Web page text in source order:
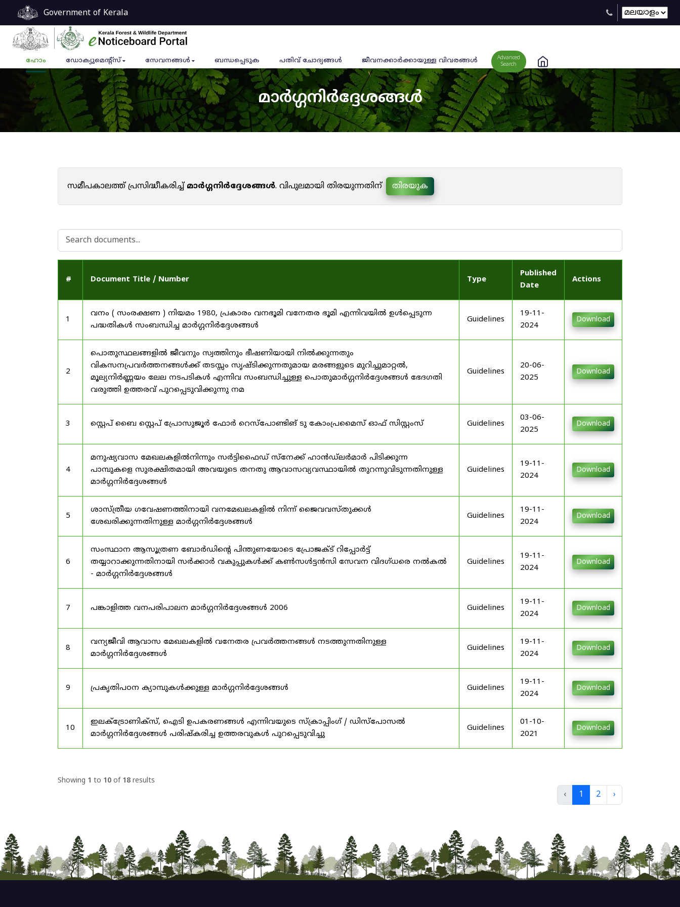
Government of Kerala
ഹോം ഡോക്യുമെൻ്റ്സ് സേവനങ്ങൾ ബന്ധപ്പെടുക പതിവ് ചോദ്യങ്ങൾ ജീവനക്കാര്‍ക്കായുള്ള വിവരങ്ങള്‍
Advanced
Search
മാർഗ്ഗനിർദ്ദേശങ്ങൾ
സമീപകാലത്ത് പ്രസിദ്ധീകരിച്ച്മാർഗ്ഗനിർദ്ദേശങ്ങൾ. വിപുലമായി തിരയുന്നതിന് തിരയുക
# Document Title / Number Type
Published
Date
Actions
1
വനം ( സംരക്ഷണ ) നിയമം 1980, പ്രകാരം വനഭൂമി വനേതര ഭൂമി എന്നിവയിൽ ഉൾപ്പെടുന്ന
പദ്ധതികൾ സംബന്ധിച്ച മാർഗ്ഗനിർദ്ദേശങ്ങൾ
Guidelines
19-11-
2024
Download
2
പൊതുസ്ഥലങ്ങളിൽ ജീവനും സ്വത്തിനും ഭീഷണിയായി നിൽക്കുന്നതും
വികസനപ്രവർത്തനങ്ങൾക്ക് തടസ്സം സൃഷ്ടിക്കുന്നതുമായ മരങ്ങളുടെ മുറിച്ചുമാറ്റൽ,
മൂല്യനിർണ്ണയം ലേല നടപടികൾ എന്നിവ സംബന്ധിച്ചുള്ള പൊതുമാർഗ്ഗനിർദ്ദേശങ്ങൾ ഭേദഗതി
വരുത്തി ഉത്തരവ് പുറപ്പെടുവിക്കുന്നു നമ
Guidelines
20-06-
2025
Download
3 സ്റ്റെപ് ബൈ സ്റ്റെപ് പ്രോസുജൂർ ഫോർ റെസ്‌പോണ്ടിങ് ടു കോംപ്രമൈസ് ഓഫ് സിസ്റ്റംസ് Guidelines
03-06-
2025
Download
4
മനുഷ്യവാസ മേഖലകളിൽനിന്നും സർട്ടിഫൈഡ് സ്നേക്ക് ഹാൻഡ്‌ലർമാർ പിടിക്കുന്ന
പാമ്പുകളെ സുരക്ഷിതമായി അവയുടെ തനതു ആവാസവ്യവസ്ഥായിൽ തുറന്നുവിടുന്നതിനുള്ള
മാർഗ്ഗനിർദ്ദേശങ്ങൾ
Guidelines
19-11-
2024
Download
5
ശാസ്ത്രീയ ഗവേഷണത്തിനായി വനമേഖലകളിൽ നിന്ന് ജൈവവസ്തുക്കൾ
ശേഖരിക്കുന്നതിനുള്ള മാർഗ്ഗനിർദ്ദേശങ്ങൾ
Guidelines
19-11-
2024
Download
6
സംസ്ഥാന ആസൂത്രണ ബോർഡിൻ്റെ പിന്തുണയോടെ പ്രോജക്ട് റിപ്പോർട്ട്
തയ്യാറാക്കുന്നതിനായി സർക്കാർ വകുപ്പുകൾക്ക് കൺസൾട്ടൻസി സേവന വിദഗ്ധരെ നൽകൽ
- മാർഗ്ഗനിർദ്ദേശങ്ങൾ
Guidelines
19-11-
2024
Download
7 പങ്കാളിത്ത വനപരിപാലന മാർഗ്ഗനിർദ്ദേശങ്ങൾ 2006 Guidelines
19-11-
2024
Download
8
വന്യജീവി ആവാസ മേഖലകളിൽ വനേതര പ്രവർത്തനങ്ങൾ നടത്തുന്നതിനുള്ള
മാർഗ്ഗനിർദ്ദേശങ്ങൾ
Guidelines
19-11-
2024
Download
9 പ്രകൃതിപഠന ക്യാമ്പുകൾക്കുള്ള മാർഗ്ഗനിർദ്ദേശങ്ങൾ Guidelines
19-11-
2024
Download
10
ഇലക്‌ട്രോണിക്‌സ്, ഐടി ഉപകരണങ്ങൾ എന്നിവയുടെ സ്‌ക്രാപ്പിംഗ് / ഡിസ്‌പോസൽ
മാർഗ്ഗനിർദ്ദേശങ്ങൾ പരിഷ്‌കരിച്ച ഉത്തരവുകൾ പുറപ്പെടുവിച്ചു
Guidelines
01-10-
2021
Download
Showing 1 to 10 of 18 results
‹ 1 2 ›